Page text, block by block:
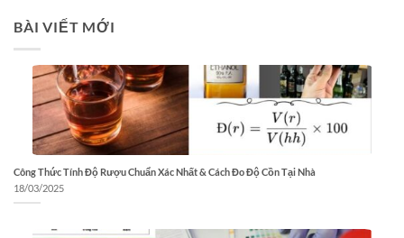
BÀI VIẾT MỚI
Công Thức Tính Độ Rượu Chuẩn Xác Nhất & Cách Đo Độ Cồn Tại Nhà
18/03/2025